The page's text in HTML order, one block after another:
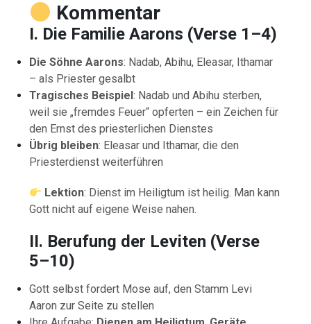
Kommentar
I. Die Familie Aarons (Verse 1–4)
Die Söhne Aarons: Nadab, Abihu, Eleasar, Ithamar
– als Priester gesalbt
Tragisches Beispiel: Nadab und Abihu sterben,
weil sie „fremdes Feuer“ opferten – ein Zeichen für
den Ernst des priesterlichen Dienstes
Übrig bleiben: Eleasar und Ithamar, die den
Priesterdienst weiterführen
Lektion: Dienst im Heiligtum ist heilig. Man kann
Gott nicht auf eigene Weise nahen.
II. Berufung der Leviten (Verse
5–10)
Gott selbst fordert Mose auf, den Stamm Levi
Aaron zur Seite zu stellen